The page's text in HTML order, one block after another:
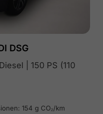
DSG
| 150 PS (110
154 g CO₂/km